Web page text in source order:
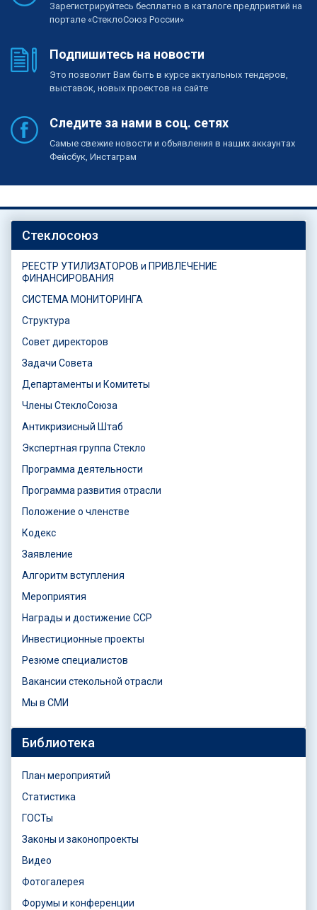
Зарегистрируйтесь бесплатно в каталоге предприятий на
портале «СтеклоСоюз России»
Подпишитесь на новости
Это позволит Вам быть в курсе актуальных тендеров,
выставок, новых проектов на сайте
Следите за нами в соц. сетях
Самые свежие новости и объявления в наших аккаунтах
Фейсбук, Инстаграм
Стеклосоюз
РЕЕСТР УТИЛИЗАТОРОВ и ПРИВЛЕЧЕНИЕ
ФИНАНСИРОВАНИЯ
СИСТЕМА МОНИТОРИНГА
Структура
Совет директоров
Задачи Совета
Департаменты и Комитеты
Члены СтеклоСоюза
Антикризисный Штаб
Экспертная группа Стекло
Программа деятельности
Программа развития отрасли
Положение о членстве
Кодекс
Заявление
Алгоритм вступления
Мероприятия
Награды и достижение ССР
Инвестиционные проекты
Резюме специалистов
Вакансии стекольной отрасли
Мы в СМИ
Библиотека
План мероприятий
Статистика
ГОСТы
Законы и законопроекты
Видео
Фотогалерея
Форумы и конференции